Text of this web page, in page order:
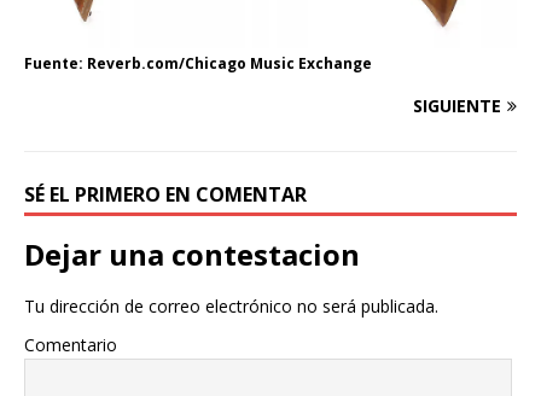
Fuente: Reverb.com/Chicago Music Exchange
SIGUIENTE
SÉ EL PRIMERO EN COMENTAR
Dejar una contestacion
Tu dirección de correo electrónico no será publicada.
Comentario